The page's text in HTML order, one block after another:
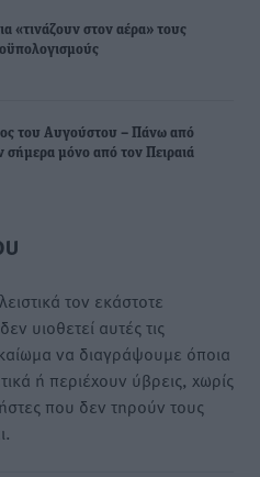
«τινάζουν στον αέρα» τους
του Αυγούστου – Πάνω από
μόνο από τον Πειραιά
τον εκάστοτε
υιοθετεί αυτές τις
να διαγράψουμε όποια
ή περιέχουν ύβρεις, χωρίς
που δεν τηρούν τους